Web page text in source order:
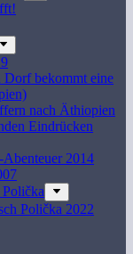
Dorf bekommt eine
nach Äthiopien
Eindrücken
2014
Polička
Polička 2022